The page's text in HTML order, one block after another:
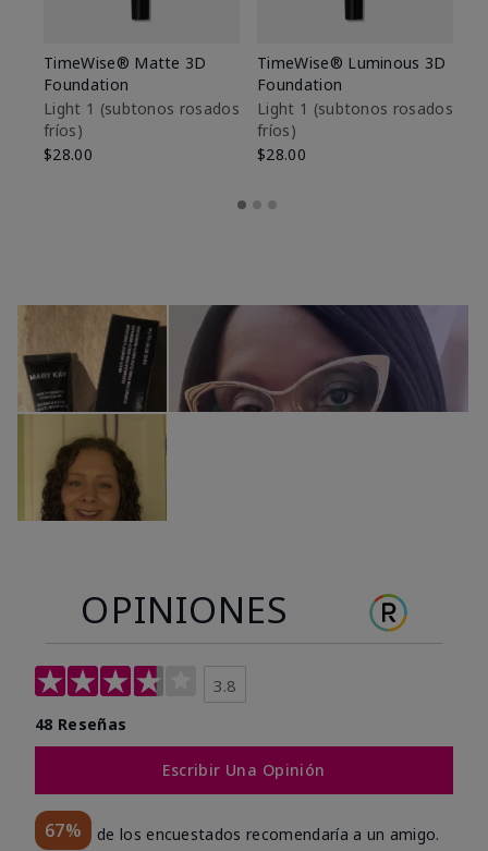
TimeWise® Matte 3D
Foundation
Light 1​ (subtonos rosados
fríos)
$28.00
TimeWise® Luminous 3D
Foundation
Light 1​ (subtonos rosados
fríos)
$28.00
OPINIONES
3.8
48 Reseñas
Escribir Una Opinión
67% de los encuestados recomendaría a un amigo.